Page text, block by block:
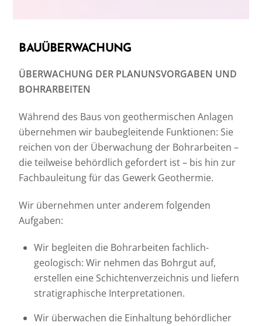
BAUÜBERWACHUNG
ÜBERWACHUNG DER PLANUNSVORGABEN UND
BOHRARBEITEN
Während des Baus von geothermischen Anlagen
übernehmen wir baubegleitende Funktionen: Sie
reichen von der Überwachung der Bohrarbeiten –
die teilweise behördlich gefordert ist – bis hin zur
Fachbauleitung für das Gewerk Geothermie.
Wir übernehmen unter anderem folgenden
Aufgaben:
Wir begleiten die Bohrarbeiten fachlich-
geologisch: Wir nehmen das Bohrgut auf,
erstellen eine Schichtenverzeichnis und liefern
stratigraphische Interpretationen.
Wir überwachen die Einhaltung behördlicher